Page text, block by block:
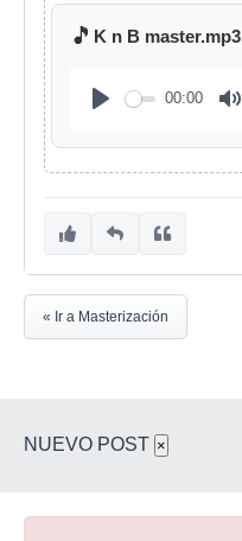
🎵 K n B master.mp3
00:00
« Ir a Masterización
NUEVO POST ×